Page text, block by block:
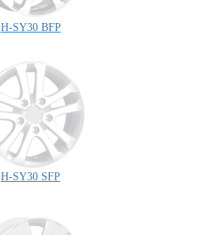
H-SY30 BFP
H-SY30 SFP